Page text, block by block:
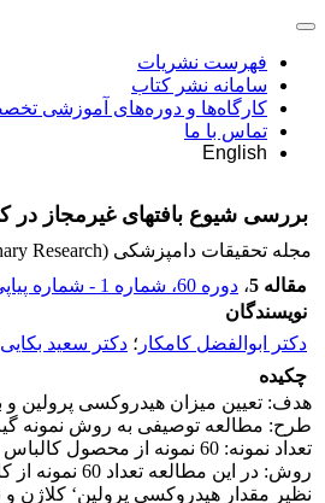
فهرست نشریات
سامانه نشر کتاب
کارگاه‌ها و دوره‌های آموزشی
تماس با ما
English
بررسی شیوع بافتهای غیرمجاز در
مجله تحقیقات دامپزشکی (Journal of Veterinary Research)
مقاله 5
، دوره 60، شماره 1 - شماره پیاپی 608
نویسندگان
دکتر ابوالفضل کامکار ؛ دکتر سعید بکایی
چکیده
هدف: تعیین میزان هیدروکسی پرولین و
طرح: مطالعه توصیفی به روش نمونه
تعداد نمونه: 60 نمونه از محصول کالباس خشک ممتاز.
نظیر مقدار هیدروکسی پرولین‘ کلاژن